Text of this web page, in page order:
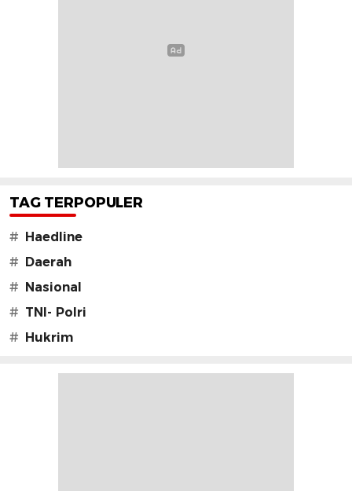
TAG TERPOPULER
#
Haedline
#
Daerah
#
Nasional
# TNI- Polri
#
Hukrim